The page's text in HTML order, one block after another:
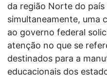
da região Norte do país
simultaneamente, uma
ao governo federal
atenção no que se
destinados para a
educacionais dos